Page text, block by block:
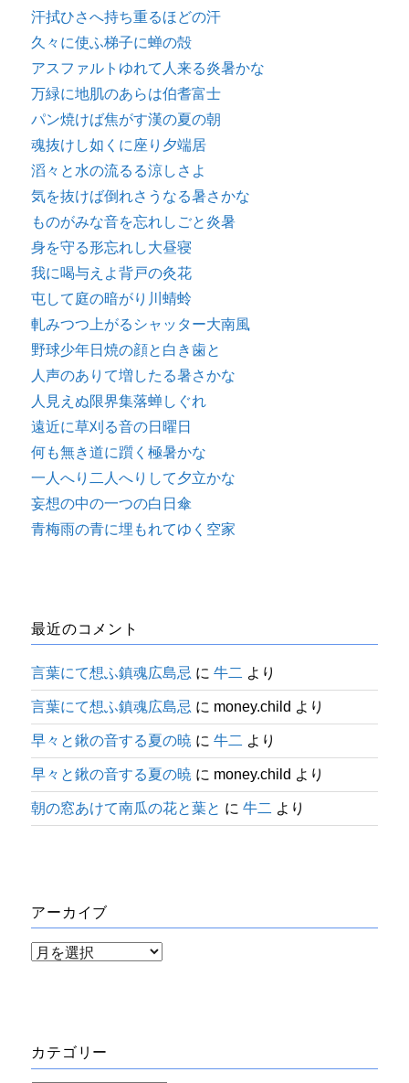
汗拭ひさへ持ち重るほどの汗
久々に使ふ梯子に蝉の殻
アスファルトゆれて人来る炎暑かな
万緑に地肌のあらは伯耆富士
パン焼けば焦がす漢の夏の朝
魂抜けし如くに座り夕端居
滔々と水の流るる涼しさよ
気を抜けば倒れさうなる暑さかな
ものがみな音を忘れしごと炎暑
身を守る形忘れし大昼寝
我に喝与えよ背戸の灸花
屯して庭の暗がり川蜻蛉
軋みつつ上がるシャッター大南風
野球少年日焼の顔と白き歯と
人声のありて増したる暑さかな
人見えぬ限界集落蝉しぐれ
遠近に草刈る音の日曜日
何も無き道に躓く極暑かな
一人へり二人へりして夕立かな
妄想の中の一つの白日傘
青梅雨の青に埋もれてゆく空家
最近のコメント
言葉にて想ふ鎮魂広島忌 に牛二 より
言葉にて想ふ鎮魂広島忌 に money.child より
早々と鍬の音する夏の暁 に牛二 より
早々と鍬の音する夏の暁 に money.child より
朝の窓あけて南瓜の花と葉と に牛二 より
アーカイブ
ア
ブ
カテゴリー